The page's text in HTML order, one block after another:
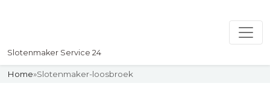
Slotenmaker Service 24
Home»Slotenmaker-loosbroek